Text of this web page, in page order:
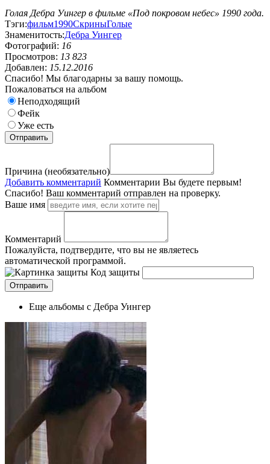
Голая Дебра Уингер в фильме «Под покровом небес» 1990 года.
Тэги:фильм1990СкриныГолые
Знаменитость:Дебра Уингер
Фотографий: 16
Просмотров: 13 823
Добавлен: 15.12.2016
Спасибо! Мы благодарны за вашу помощь.
Пожаловаться на альбом
Неподходящий
Фейк
Уже есть
Причина (необязательно)
Добавить комментарий Комментарии Вы будете первым!
Спасибо! Ваш комментарий отправлен на проверку.
Ваше имя
Комментарий
Пожалуйста, подтвердите, что вы не являетесь
автоматической программой.
Код защиты
Еще альбомы с Дебра Уингер